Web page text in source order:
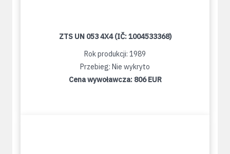
ZTS UN 053 4X4 (IČ: 1004533368)
Rok produkcji: 1989
Przebieg: Nie wykryto
Cena wywoławcza: 806 EUR